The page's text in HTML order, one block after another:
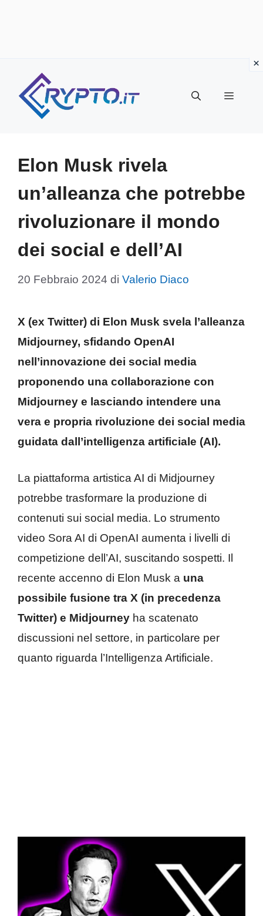
contenuto
Menu
Elon Musk rivela
un’alleanza che potrebbe
rivoluzionare il mondo
dei social e dell’AI
20 Febbraio 2024 di Valerio Diaco
X (ex Twitter) di Elon Musk svela l’alleanza
Midjourney, sfidando OpenAI
nell’innovazione dei social media
proponendo una collaborazione con
Midjourney e lasciando intendere una
vera e propria rivoluzione dei social media
guidata dall’intelligenza artificiale (AI).
La piattaforma artistica AI di Midjourney
potrebbe trasformare la produzione di
contenuti sui social media. Lo strumento
video Sora AI di OpenAI aumenta i livelli di
competizione dell’AI, suscitando sospetti. Il
recente accenno di Elon Musk a una
possibile fusione tra X (in precedenza
Twitter) e Midjourney ha scatenato
discussioni nel settore, in particolare per
quanto riguarda l’Intelligenza Artificiale.